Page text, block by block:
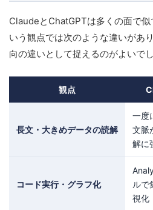
ClaudeとChatGPTは多くの面で
いう観点では次のような違いがあ
向の違いとして捉えるのがよいでし
観点
長文・大きめデータの読解
一度
文脈
解に
コード実行・グラフ化
ルで
視化